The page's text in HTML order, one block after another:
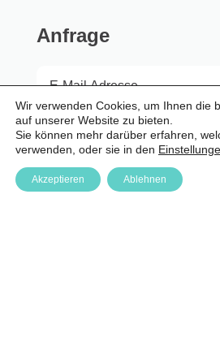
Anfrage
Über Uns
Wir verwenden Cookies, um Ihnen die
auf unserer Website zu bieten.
Sie können mehr darüber erfahren,
verwenden, oder sie in den
Akzeptieren Ablehnen